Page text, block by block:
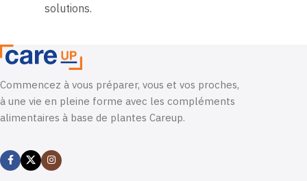
solutions.
Commencez à vous préparer, vous et vos proches,
à une vie en pleine forme avec les compléments
alimentaires à base de plantes Careup.